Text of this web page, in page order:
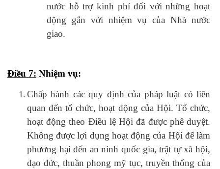
nước hỗ trợ kinh phí đối với những hoạt
động gắn với nhiệm vụ của Nhà nước
giao.
Điều 7: Nhiệm vụ:
Chấp hành các quy định của pháp luật có liên
quan đến tổ chức, hoạt động của Hội. Tổ chức,
hoạt động theo Điều lệ Hội đã được phê duyệt.
Không được lợi dụng hoạt động của Hội để làm
phương hại đến an ninh quốc gia, trật tự xã hội,
đạo đức, thuần phong mỹ tục, truyền thống của